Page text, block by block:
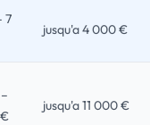
7
jusqu'a 4 000 €
jusqu'a 11 000 €